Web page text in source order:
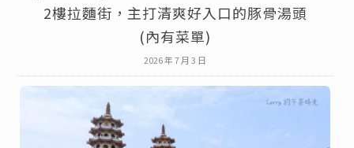
2樓拉麵街，主打清爽好入口的豚骨湯頭
(內有菜單)
2026 年 7 月 3 日